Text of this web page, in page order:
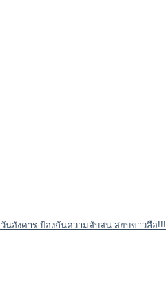
นอังคาร ป้องกันความสับสน-สยบข่าวลือ!!!